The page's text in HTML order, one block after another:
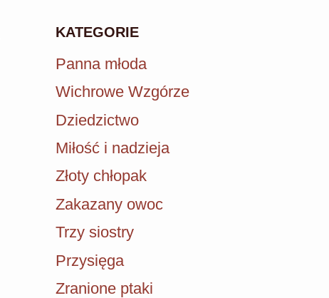
KATEGORIE
Panna młoda
Wichrowe Wzgórze
Dziedzictwo
Miłość i nadzieja
Złoty chłopak
Zakazany owoc
Trzy siostry
Przysięga
Zranione ptaki